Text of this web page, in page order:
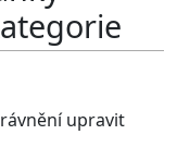
upravit